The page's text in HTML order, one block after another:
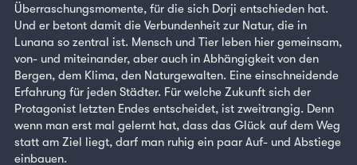
Überraschungsmomente, für die sich Dorji entschieden hat.
Und er betont damit die Verbundenheit zur Natur, die in
Lunana so zentral ist. Mensch und Tier leben hier gemeinsam,
von- und miteinander, aber auch in Abhängigkeit von den
Bergen, dem Klima, den Naturgewalten. Eine einschneidende
Erfahrung für jeden Städter. Für welche Zukunft sich der
Protagonist letzten Endes entscheidet, ist zweitrangig. Denn
wenn man erst mal gelernt hat, dass das Glück auf dem Weg
statt am Ziel liegt, darf man ruhig ein paar Auf- und Abstiege
einbauen.